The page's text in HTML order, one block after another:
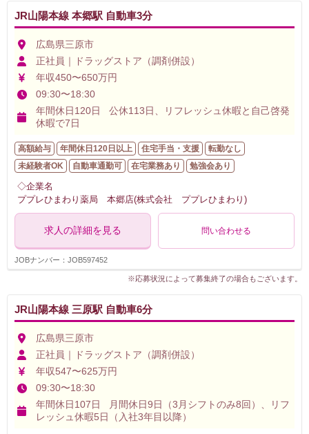
JR山陽本線 本郷駅 自動車3分
広島県三原市
正社員｜ドラッグストア（調剤併設）
年収450〜650万円
09:30〜18:30
年間休日120日 公休113日、リフレッシュ休暇と自己啓発
休暇で7日
高額給与 年間休日120日以上 住宅手当・支援
転勤なし
未経験者OK
自動車通勤可 在宅業務あり 勉強会あり
◇企業名
ププレひまわり薬局 本郷店(株式会社 ププレひまわり)
求人の詳細を見る 問い合わせる
JOBナンバー：JOB597452
※応募状況によって募集終了の場合もございます。
JR山陽本線 三原駅 自動車6分
広島県三原市
正社員｜ドラッグストア（調剤併設）
年収547〜625万円
09:30〜18:30
年間休日107日 月間休日9日（3月シフトのみ8回）、リフ
レッシュ休暇5日（入社3年目以降）